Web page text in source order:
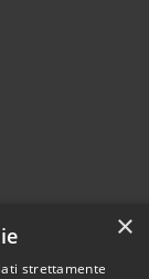
×
strettamente